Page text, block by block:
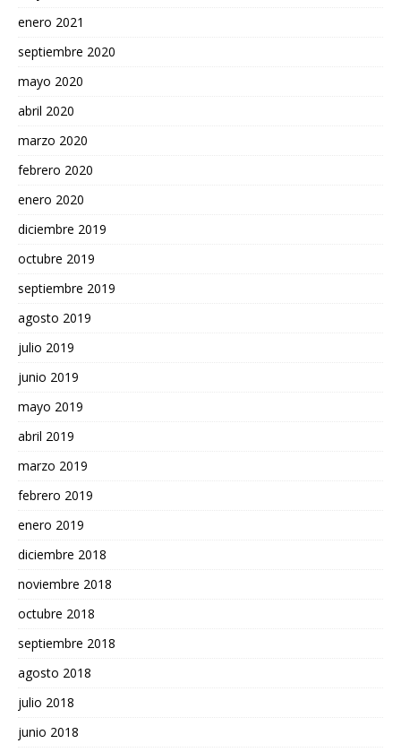
enero 2021
septiembre 2020
mayo 2020
abril 2020
marzo 2020
febrero 2020
enero 2020
diciembre 2019
octubre 2019
septiembre 2019
agosto 2019
julio 2019
junio 2019
mayo 2019
abril 2019
marzo 2019
febrero 2019
enero 2019
diciembre 2018
noviembre 2018
octubre 2018
septiembre 2018
agosto 2018
julio 2018
junio 2018